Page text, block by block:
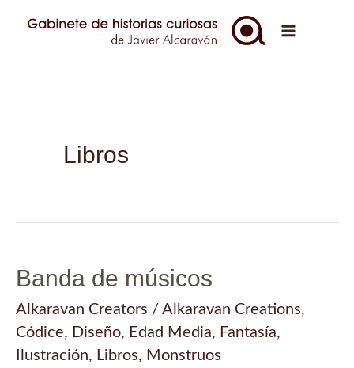
Libros
Banda de músicos
Alkaravan Creators / Alkaravan Creations,
Códice, Diseño, Edad Media, Fantasía,
Ilustración, Libros, Monstruos